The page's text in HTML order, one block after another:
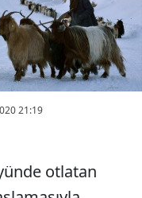
21:19
otlatan